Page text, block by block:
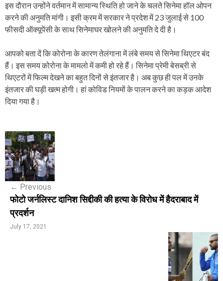
इस दौरान उन्होंने वर्तमान में सामान्य स्थिति हो जाने के चलते सिनेमा हॉल ओपन
करने की अनुमति मांगी। इसी क्रम में सरकार ने प्रदेश में 23 जुलाई से 100
फीसदी ऑक्यूपेंसी के साथ सिनेमाघर खोलने की अनुमति दे दी है।
आपको बता दें कि कोरोना के कारण तेलंगाना में लंबे समय से सिनेमा थिएटर बंद
हैं। इस समय कोरोना के मामलो में कमी हो रहे हैं। सिनेमा प्रेमी बेसब्री से
थिएटरों में फिल्म देखने का बहुत दिनों से इंतजार है। अब कुछ ही पल में उनके
इंतजार की घड़ी खत्म होगी। हां कोविड नियमों के पालन करने का कड़क आदेश
दिया गया है।
P
o
s
n
a
← Previous
फोटो जर्नलिस्ट दानिश सिद्दीकी की हत्या के विरोध में हैदराबाद में
प्रदर्शन
July 17, 2021